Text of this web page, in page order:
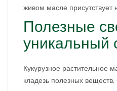
живом масле присутствует
Полезные
уникальный
Кукурузное растительное
кладезь полезных